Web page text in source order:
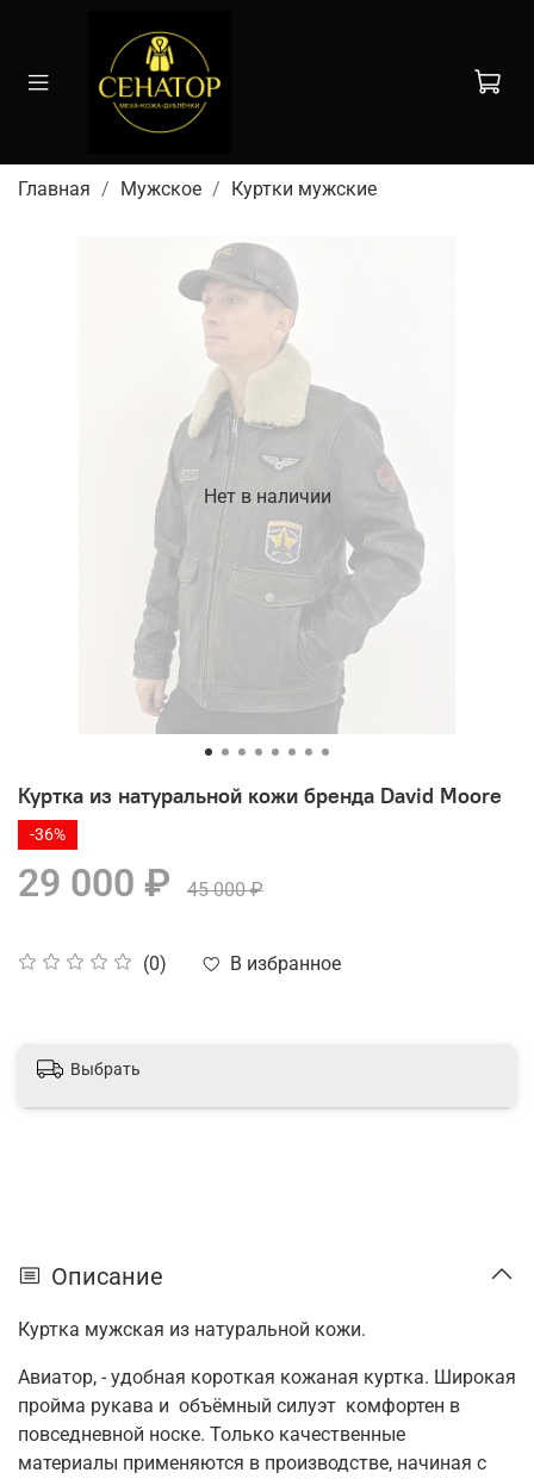
Главная Мужское Куртки мужские
Нет в наличии
Куртка из натуральной кожи бренда David Moore
(0) В избранное
-36%
29 000 ₽ 45 000 ₽
Выбрать
Описание
Куртка мужская из натуральной кожи.
Авиатор, - удобная короткая кожаная куртка. Широкая
пройма рукава и объёмный силуэт комфортен в
повседневной носке. Только качественные
материалы применяются в производстве, начиная с